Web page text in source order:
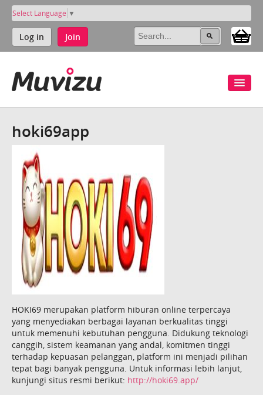
Select Language ▼
Log in Join
hoki69app
HOKI69 merupakan platform hiburan online terpercaya
yang menyediakan berbagai layanan berkualitas tinggi
untuk memenuhi kebutuhan pengguna. Didukung teknologi
canggih, sistem keamanan yang andal, komitmen tinggi
terhadap kepuasan pelanggan, platform ini menjadi pilihan
tepat bagi banyak pengguna. Untuk informasi lebih lanjut,
kunjungi situs resmi berikut: http://hoki69.app/